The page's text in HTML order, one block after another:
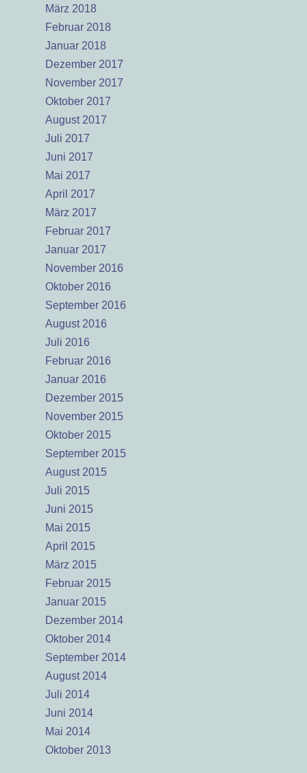
März 2018
Februar 2018
Januar 2018
Dezember 2017
November 2017
Oktober 2017
August 2017
Juli 2017
Juni 2017
Mai 2017
April 2017
März 2017
Februar 2017
Januar 2017
November 2016
Oktober 2016
September 2016
August 2016
Juli 2016
Februar 2016
Januar 2016
Dezember 2015
November 2015
Oktober 2015
September 2015
August 2015
Juli 2015
Juni 2015
Mai 2015
April 2015
März 2015
Februar 2015
Januar 2015
Dezember 2014
Oktober 2014
September 2014
August 2014
Juli 2014
Juni 2014
Mai 2014
Oktober 2013